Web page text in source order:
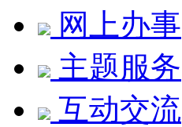
网上办事
主题服务
互动交流